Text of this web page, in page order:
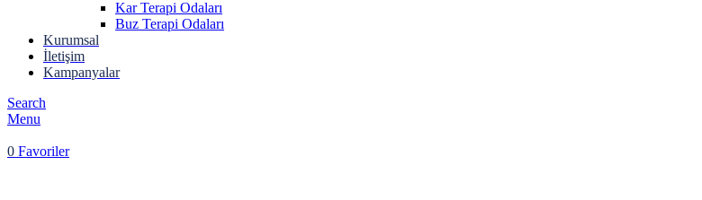
Kar Terapi Odaları
Buz Terapi Odaları
Kurumsal
İletişim
Kampanyalar
Search
Menu
0 Favoriler